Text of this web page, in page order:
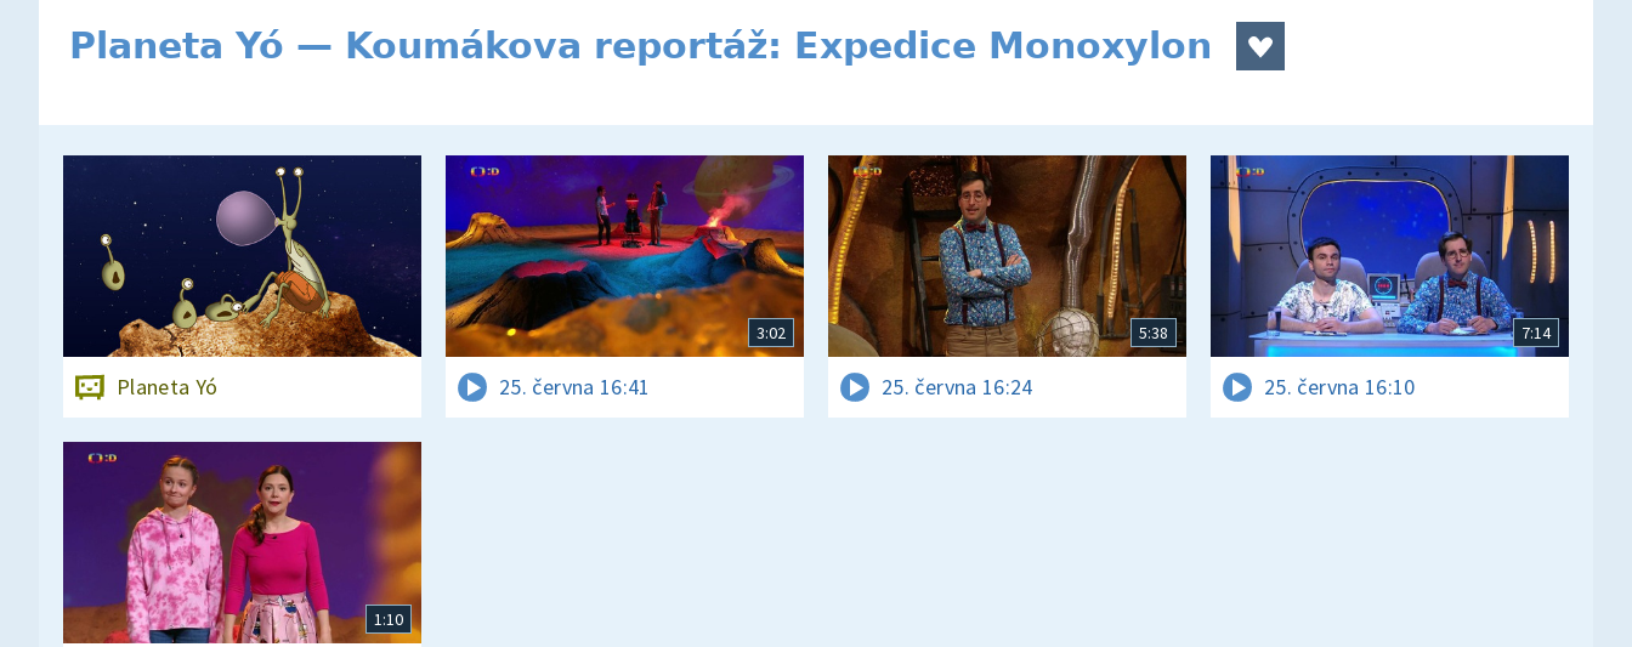
Planeta Yó — Koumákova reportáž: Expedice Monoxylon
Planeta Yó
3:02
25. června 16:41
5:38
25. června 16:24
7:14
25. června 16:10
1:10